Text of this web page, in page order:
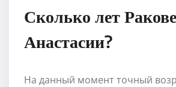
Сколько лет Ракове
Анастасии?
На данный момент точный